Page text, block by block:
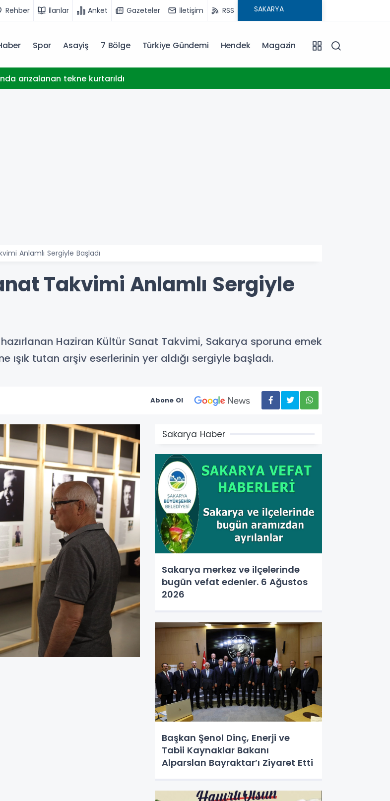
Rehber İlanlar Anket Gazeteler İletişim RSS
Spor Asayiş 7 Bölge Türkiye Gündemi Hendek Magazin
arızalanan tekne kurtarıldı
Anlamlı Sergiyle Başladı
Takvimi Anlamlı Sergiyle
Haziran Kültür Sanat Takvimi, Sakarya sporuna emek
tutan arşiv eserlerinin yer aldığı sergiyle başladı.
Abone Ol
Sakarya Haber
Sakarya merkez ve ilçelerinde
bugün vefat edenler. 6 Ağustos
2026
Başkan Şenol Dinç, Enerji ve
Tabii Kaynaklar Bakanı
Alparslan Bayraktar’ı Ziyaret Etti